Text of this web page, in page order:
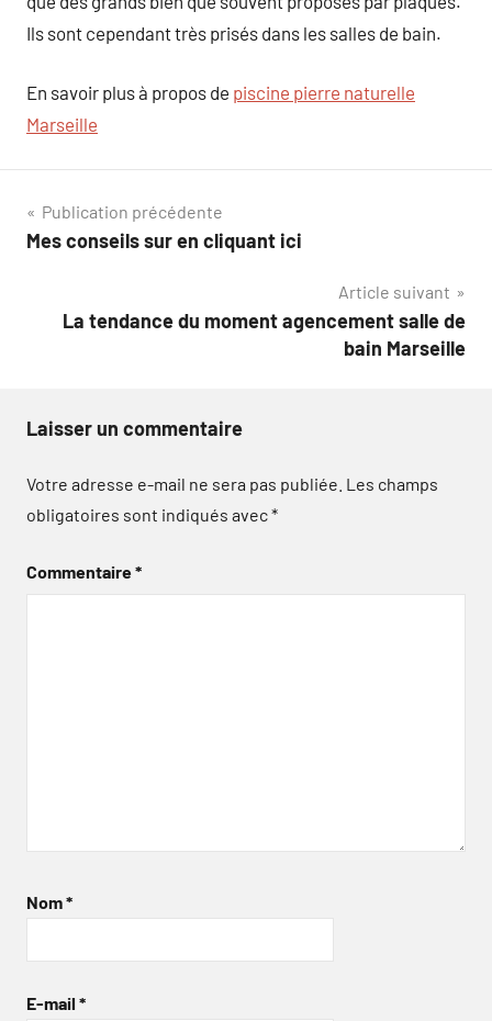
Ils sont cependant très prisés dans les salles de bain.
En savoir plus à propos de piscine pierre naturelle
Marseille
Navigation
de
Publication précédente
Mes conseils sur en cliquant ici
Article suivant
La tendance du moment agencement salle de
bain Marseille
Laisser un commentaire
Votre adresse e-mail ne sera pas publiée. Les champs
obligatoires sont indiqués avec*
Commentaire*
Nom*
E-mail *